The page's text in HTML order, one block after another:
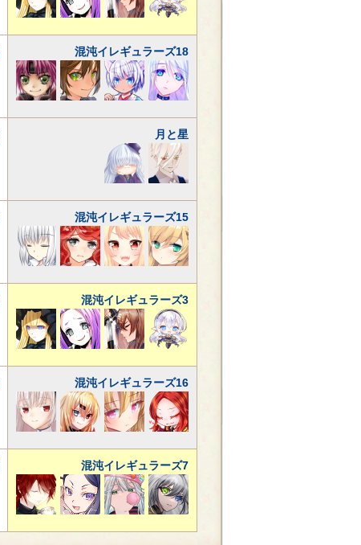
混沌イレギュラーズ18
月と星
混沌イレギュラーズ15
混沌イレギュラーズ3
混沌イレギュラーズ16
混沌イレギュラーズ7